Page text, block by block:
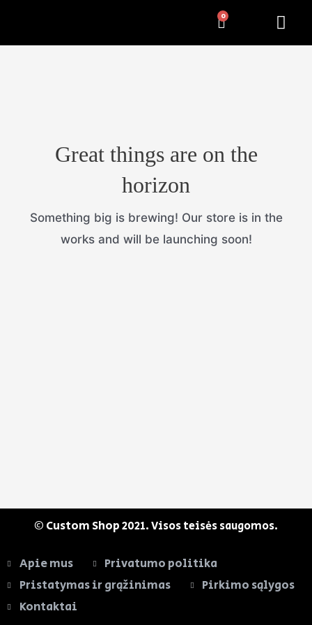
Cart
Great things are on the
horizon
Something big is brewing! Our store is in the
works and will be launching soon!
© Custom Shop2021. Visos teisės saugomos.
Apie mus
Privatumo politika
Pristatymas ir grąžinimas
Pirkimo sąlygos
Kontaktai